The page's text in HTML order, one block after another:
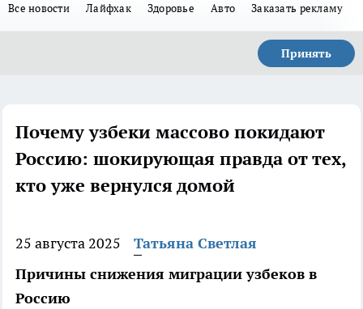
Все новости Лайфхак Здоровье Авто Заказать рекламу
Принять
Почему узбеки массово покидают
Россию: шокирующая правда от тех,
кто уже вернулся домой
25 августа 2025
Татьяна Светлая
Причины снижения миграции узбеков в
Россию